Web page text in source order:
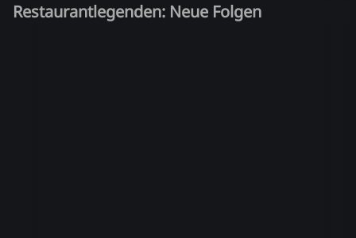
Restaurantlegenden: Neue Folgen